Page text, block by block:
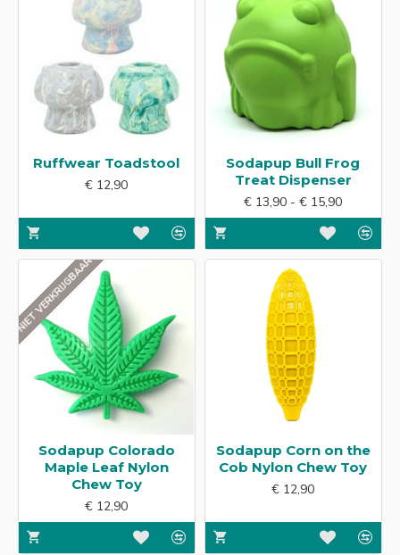
Ruffwear Toadstool
€ 12,90
Sodapup Bull Frog
Treat Dispenser
€ 13,90 - € 15,90
NIET VERKRIJGBAAR
Sodapup Colorado
Maple Leaf Nylon
Chew Toy
€ 12,90
Sodapup Corn on the
Cob Nylon Chew Toy
€ 12,90